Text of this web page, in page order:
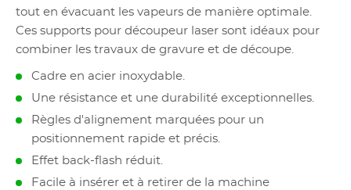
tout en évacuant les vapeurs de manière optimale.
Ces supports pour découpeur laser sont idéaux pour
combiner les travaux de gravure et de découpe.
Cadre en acier inoxydable.
Une résistance et une durabilité exceptionnelles.
Règles d'alignement marquées pour un
positionnement rapide et précis.
Effet back-flash réduit.
Facile à insérer et à retirer de la machine